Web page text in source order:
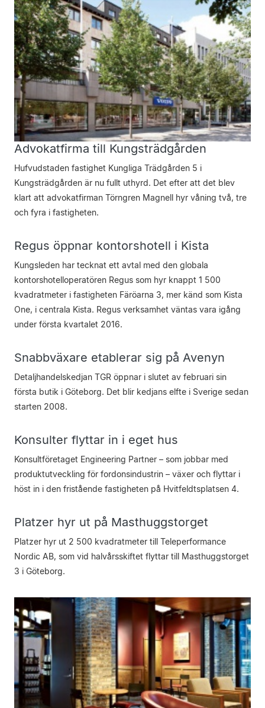
Advokatfirma till Kungsträdgården
Hufvudstaden fastighet Kungliga Trädgården 5 i
Kungsträdgården är nu fullt uthyrd. Det efter att det blev
klart att advokatfirman Törngren Magnell hyr våning två, tre
och fyra i fastigheten.
Regus öppnar kontorshotell i Kista
Kungsleden har tecknat ett avtal med den globala
kontorshotelloperatören Regus som hyr knappt 1 500
kvadratmeter i fastigheten Färöarna 3, mer känd som Kista
One, i centrala Kista. Regus verksamhet väntas vara igång
under första kvartalet 2016.
Snabbväxare etablerar sig på Avenyn
Detaljhandelskedjan TGR öppnar i slutet av februari sin
första butik i Göteborg. Det blir kedjans elfte i Sverige sedan
starten 2008.
Konsulter flyttar in i eget hus
Konsultföretaget Engineering Partner – som jobbar med
produktutveckling för fordonsindustrin – växer och flyttar i
höst in i den fristående fastigheten på Hvitfeldtsplatsen 4.
Platzer hyr ut på Masthuggstorget
Platzer hyr ut 2 500 kvadratmeter till Teleperformance
Nordic AB, som vid halvårsskiftet flyttar till Masthuggstorget
3 i Göteborg.